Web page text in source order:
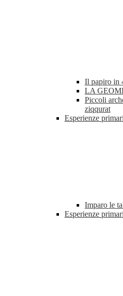
Il papiro in
LA
Piccoli
ziqqurat
Esperienze
Imparo le
Esperienze